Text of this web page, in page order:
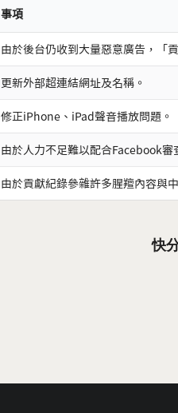
事項
由於後台仍收到大量惡意廣告，「
更新外部超連結網址及名稱。
修正iPhone、iPad聲音播放問題。
由於人力不足難以配合Facebook
由於貢獻紀錄參雜許多腥羶內容與
快